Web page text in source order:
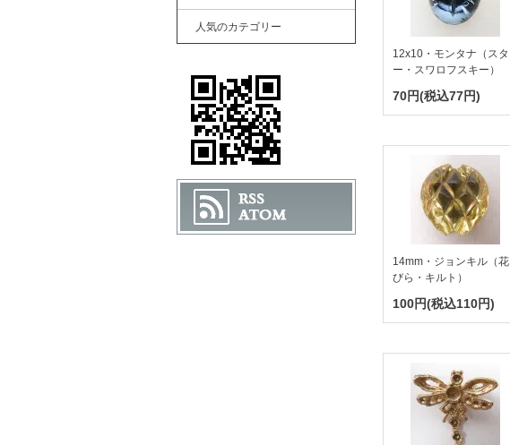
12x10・モンタナ（スタ
ー・スワロフスキー）
70円(税込77円)
14mm・ジョンキル（花
びら・キルト）
100円(税込110円)
人気のカテゴリー